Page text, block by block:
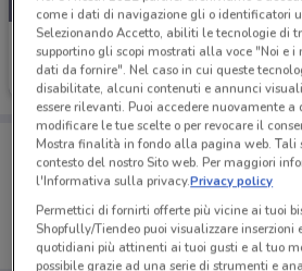
Trisa
Scade il 31/12
Porta DoveConviene sempre
Puoi trovare le migliori offerte
salvarle e creare la tua lista
come i dati di navigazione gli o identificatori
Selezionando Accetto, abiliti le tecnologie di
supportino gli scopi mostrati alla voce "Noi e
dati da fornire". Nel caso in cui queste
disabilitate, alcuni contenuti e annunci
essere rilevanti. Puoi accedere nuovamente a
modificare le tue scelte o per revocare il
Mostra finalità in fondo alla pagina web. Tali
contesto del nostro Sito web. Per maggiori
l'Informativa sulla privacy.Privacy policy
Permettici di fornirti offerte più vicine ai tuoi
Shopfully/Tiendeo puoi visualizzare inserzioni
quotidiani più attinenti ai tuoi gusti e al tuo
possibile grazie ad una serie di strumenti e